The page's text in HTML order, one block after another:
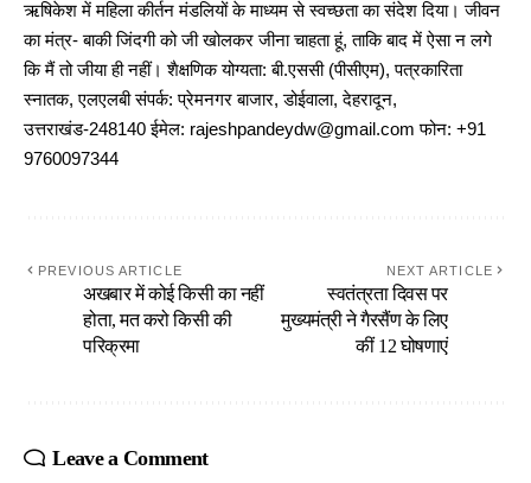
ऋषिकेश में महिला कीर्तन मंडलियों के माध्यम से स्वच्छता का संदेश दिया। जीवन
का मंत्र- बाकी जिंदगी को जी खोलकर जीना चाहता हूं, ताकि बाद में ऐसा न लगे
कि मैं तो जीया ही नहीं। शैक्षणिक योग्यता: बी.एससी (पीसीएम), पत्रकारिता
स्नातक, एलएलबी संपर्क: प्रेमनगर बाजार, डोईवाला, देहरादून,
उत्तराखंड-248140 ईमेल: rajeshpandeydw@gmail.com फोन: +91
9760097344
PREVIOUS ARTICLE
अखबार में कोई किसी का नहीं
होता, मत करो किसी की
परिक्रमा
NEXT ARTICLE
स्वतंत्रता दिवस पर
मुख्यमंत्री ने गैरसैंण के लिए
कीं 12 घोषणाएं
Leave a Comment